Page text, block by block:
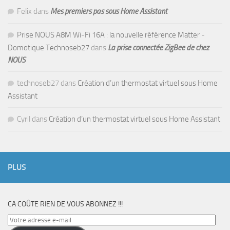
Felix dans Mes premiers pas sous Home Assistant
Prise NOUS A8M Wi-Fi 16A : la nouvelle référence Matter -
Domotique Technoseb27 dans La prise connectée ZigBee de chez
NOUS
technoseb27 dans Création d’un thermostat virtuel sous Home
Assistant
Cyril dans Création d’un thermostat virtuel sous Home Assistant
PLUS
CA COÛTE RIEN DE VOUS ABONNEZ !!!
Votre